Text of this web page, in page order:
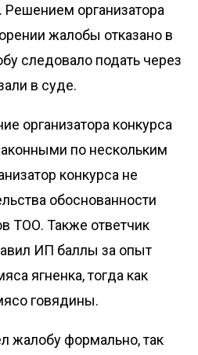
организатора
жалобы отказано в
следовало подать через
в суде.
организатора конкурса
по нескольким
конкурса не
обоснованности
ТОО. Также ответчик
ИП баллы за опыт
ягненка, тогда как
говядины.
жалобу формально, так